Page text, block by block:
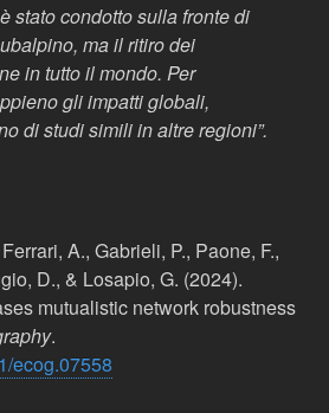
stato condotto sulla fronte di
ma il ritiro dei
in tutto il mondo. Per
gli impatti globali,
di studi simili in altre regioni”.
A., Gabrieli, P., Paone, F.,
D., & Losapio, G. (2024).
mutualistic network robustness
.
ecog.07558